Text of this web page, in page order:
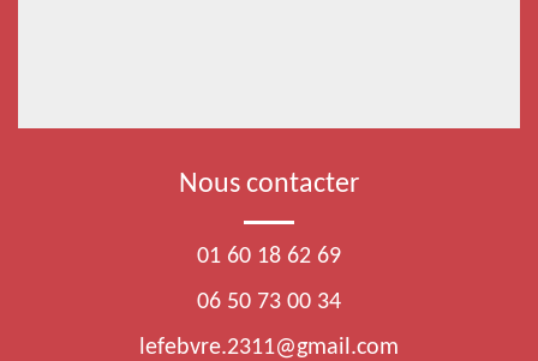
Nous contacter
01 60 18 62 69
06 50 73 00 34
lefebvre.2311@gmail.com